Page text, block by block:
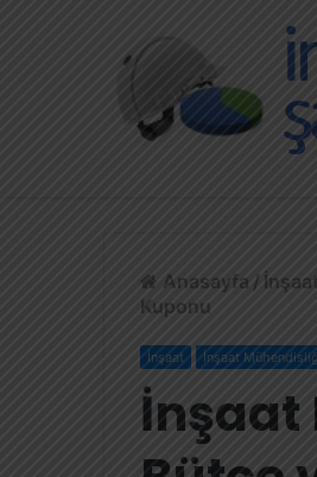
Anasayfa / İnşaat
Kuponu
İnşaat İnşaat
İnşaat